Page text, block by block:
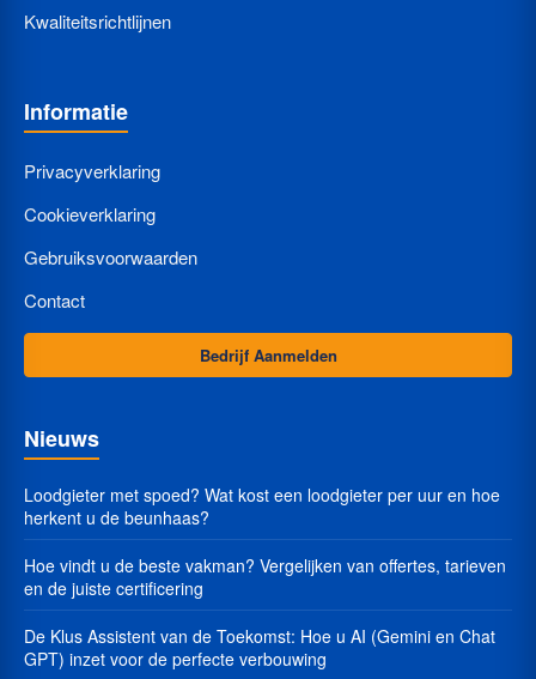
Kwaliteitsrichtlijnen
Informatie
Privacyverklaring
Cookieverklaring
Gebruiksvoorwaarden
Contact
Bedrijf Aanmelden
Nieuws
Loodgieter met spoed? Wat kost een loodgieter per uur en hoe
herkent u de beunhaas?
Hoe vindt u de beste vakman? Vergelijken van offertes, tarieven
en de juiste certificering
De Klus Assistent van de Toekomst: Hoe u AI (Gemini en Chat
GPT) inzet voor de perfecte verbouwing